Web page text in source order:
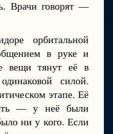
Врачи говорят —
орбитальной
в руке и
вещи тянут её в
силой.
этапе. Её
— у неё были
ни у кого. Если